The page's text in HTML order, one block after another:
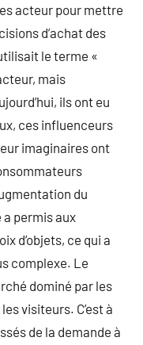
acteur pour mettre
d’achat des
le terme «
mais
ils ont eu
ces influenceurs
imaginaires ont
du
permis aux
d’objets, ce qui a
complexe. Le
dominé par les
visiteurs. C’est à
de la demande à